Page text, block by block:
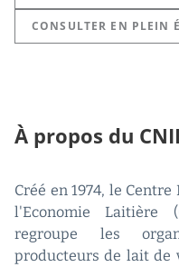
CONSULTER EN PLEIN
À propos du
Créé en 1974, le
l'Economie Laitière
regroupe les
producteurs de lait de